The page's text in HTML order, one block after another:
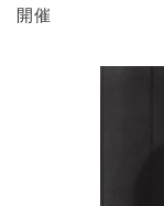
開催